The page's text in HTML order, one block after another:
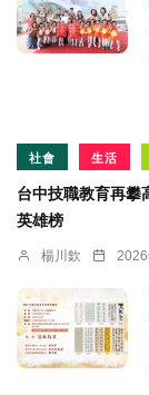
社會 生活
台中技職教育再攀
英雄榜
楊川欽